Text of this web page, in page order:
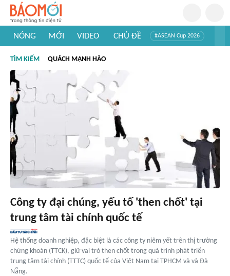
NÓNG MỚI VIDEO CHỦ ĐỀ #ASEAN Cup 2026
#Khám phá thế giới
TÌM KIẾM QUÁCH MẠNH HÀO
Công ty đại chúng, yếu tố 'then chốt' tại
trung tâm tài chính quốc tế
Hệ thống doanh nghiệp, đặc biệt là các công ty niêm yết trên thị trường
chứng khoán (TTCK), giữ vai trò then chốt trong quá trình phát triển
trung tâm tài chính (TTTC) quốc tế của Việt Nam tại TPHCM và và Đà
Nẵng.